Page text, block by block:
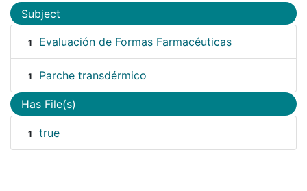
Subject
1 Evaluación de Formas Farmacéuticas
1 Parche transdérmico
Has File(s)
1 true